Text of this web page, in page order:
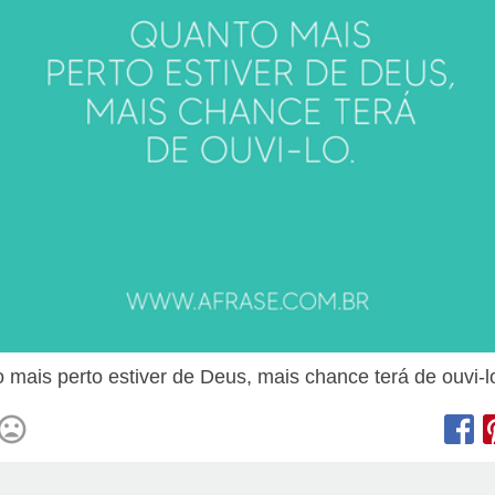
mais perto estiver de Deus, mais chance terá de ouvi-